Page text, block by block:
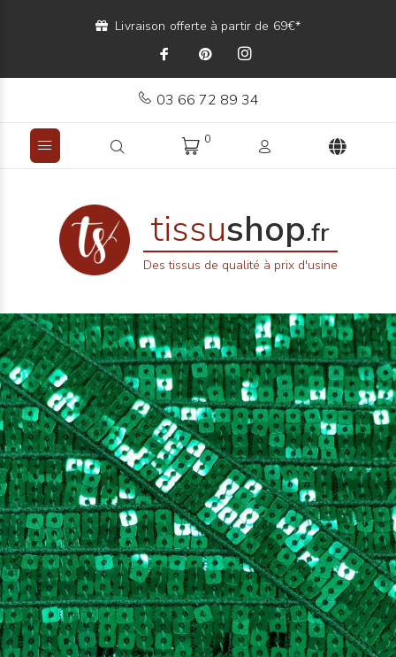
Livraison offerte à partir de 69€*
03 66 72 89 34
0
tissushop.fr
Des tissus de qualité à prix d'usine